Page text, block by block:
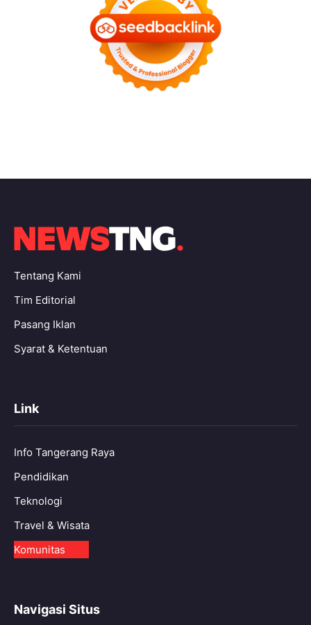
Tentang Kami
Tim Editorial
Pasang Iklan
Syarat & Ketentuan
Link
Info Tangerang Raya
Pendidikan
Teknologi
Travel & Wisata
Komunitas
Navigasi Situs